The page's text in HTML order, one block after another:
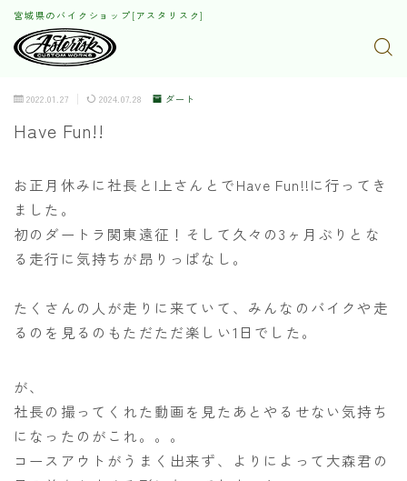
宮城県のバイクショップ[アスタリスク]
2022.01.27 2024.07.28 ダート
Have Fun!!
お正月休みに社長とI上さんとでHave Fun!!に行ってき
ました。
初のダートラ関東遠征！そして久々の3ヶ月ぶりとな
る走行に気持ちが昂りっぱなし。
たくさんの人が走りに来ていて、みんなのバイクや走
るのを見るのもただただ楽しい1日でした。
が、
社長の撮ってくれた動画を見たあとやるせない気持ち
になったのがこれ。。。
コースアウトがうまく出来ず、よりによって大森君の